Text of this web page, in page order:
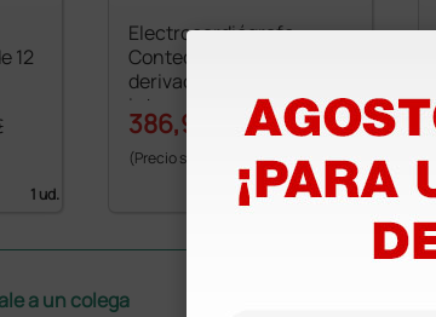
12
1 ud.
Electrocardiógrafo
Contec 300G - Ecg de 12
derivaciones, 3 canales,
interpretativo
386,90 € 530,00 €
(Precio sin IVA)
1 ud.
a un colega